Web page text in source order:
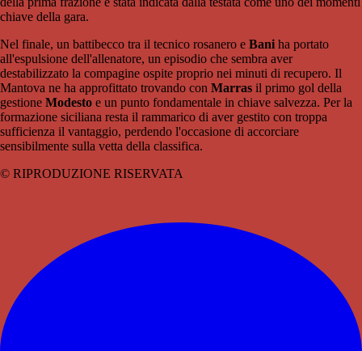
chiave della gara.
Nel finale, un battibecco tra il tecnico rosanero e Bani ha portato
all'espulsione dell'allenatore, un episodio che sembra aver
destabilizzato la compagine ospite proprio nei minuti di recupero. Il
Mantova ne ha approfittato trovando con Marras il primo gol della
gestione Modesto e un punto fondamentale in chiave salvezza. Per la
formazione siciliana resta il rammarico di aver gestito con troppa
sufficienza il vantaggio, perdendo l'occasione di accorciare
sensibilmente sulla vetta della classifica.
© RIPRODUZIONE RISERVATA